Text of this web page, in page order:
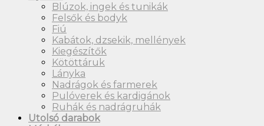
Blúzok, ingek és tunikák
Felsők és bodyk
Fiú
Kabátok, dzsekik, mellények
Kiegészítők
Kötöttáruk
Lányka
Nadrágok és farmerek
Pulóverek és kardigánok
Ruhák és nadrágruhák
Utolsó darabok